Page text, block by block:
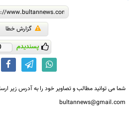
گزارش خطا
پسندیدم
شما می توانید مطالب و تصاویر خود را به آدرس زیر
bultannews@gmail.com